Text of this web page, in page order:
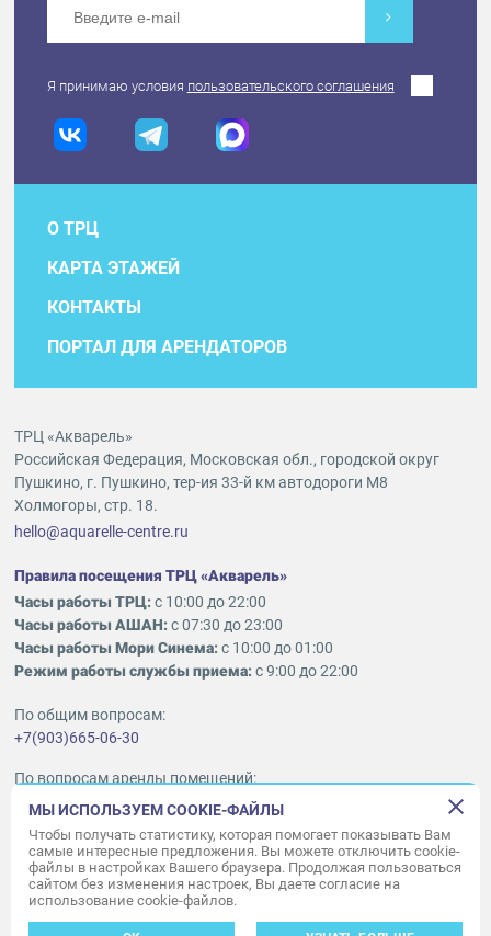
Я принимаю условия пользовательского соглашения
О ТРЦ
КАРТА ЭТАЖЕЙ
КОНТАКТЫ
ПОРТАЛ ДЛЯ АРЕНДАТОРОВ
ТРЦ «Акварель»
Российская Федерация, Московская обл., городской округ
Пушкино, г. Пушкино, тер-ия 33-й км автодороги М8
Холмогоры, стр. 18.
hello@aquarelle-centre.ru
Правила посещения ТРЦ «Акварель»
Часы работы ТРЦ:с 10:00 до 22:00
Часы работы АШАН:с 07:30 до 23:00
Часы работы Мори Синема:с 10:00 до 01:00
Режим работы службы приема:с 9:00 до 22:00
По общим вопросам:
+7(903)665-06-30
По вопросам аренды помещений:
ukleykina@nhood.com
+7(903)665-98-78
© ООО «Акварель» 2010–2026.
Все права защищены
Создание сайта —
МЫ ИСПОЛЬЗУЕМ COOKIE-ФАЙЛЫ
Чтобы получать статистику, которая помогает показывать Вам
самые интересные предложения. Вы можете отключить cookie-
файлы в настройках Вашего браузера. Продолжая пользоваться
сайтом без изменения настроек, Вы даете согласие на
использование cookie-файлов.